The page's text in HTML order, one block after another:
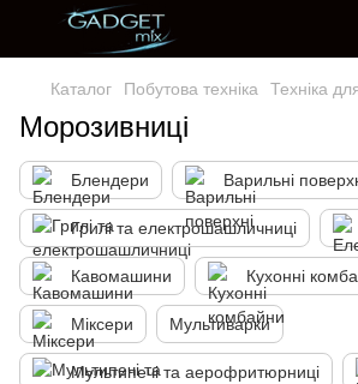
Каталог Побутова техніка Техніка
Морозивниці
Блендери Варильні
Грилі та електрошашличниці
Кавомашини Кухонні
Міксери Мультиварки
Мультипечі та аерофритюрниці